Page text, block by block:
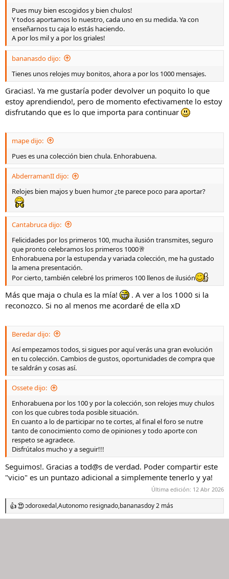
Pues muy bien escogidos y bien chulos!
Y todos aportamos lo nuestro, cada uno en su medida. Ya con
enseñarnos tu caja lo estás haciendo.
A por los mil y a por los griales!
bananasdo dijo:
Tienes unos relojes muy bonitos, ahora a por los 1000 mensajes.
Gracias!. Ya me gustaría poder devolver un poquito lo que
estoy aprendiendo!, pero de momento efectivamente lo estoy
disfrutando que es lo que importa para continuar
mape dijo:
Pues es una colección bien chula. Enhorabuena.
AbderramanII dijo:
Relojes bien majos y buen humor ¿te parece poco para aportar?
Cantabruca dijo:
Felicidades por los primeros 100, mucha ilusión transmites, seguro
que pronto celebramos los primeros 1000🥂
Enhorabuena por la estupenda y variada colección, me ha gustado
la amena presentación.
Por cierto, también celebré los primeros 100 llenos de ilusión
Más que maja o chula es la mía!
. A ver a los 1000 si la
reconozco. Si no al menos me acordaré de ella xD
Beredar dijo:
Así empezamos todos, si sigues por aquí verás una gran evolución
en tu colección. Cambios de gustos, oportunidades de compra que
te saldrán y cosas así.
Ossete dijo:
Enhorabuena por los 100 y por la colección, son relojes muy chulos
con los que cubres toda posible situación.
En cuanto a lo de participar no te cortes, al final el foro se nutre
tanto de conocimiento como de opiniones y todo aporte con
respeto se agradece.
Disfrútalos mucho y a seguir!!!
Seguimos!. Gracias a tod@s de verdad. Poder compartir este
"vicio" es un puntazo adicional a simplemente tenerlo y ya!
Última edición: 12 Abr 2026
R
e
odoroxedal,Autonomo resignado,bananasdoy 2 más